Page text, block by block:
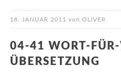
18. JANUAR 2011 von OLIVER
04-41 WORT-
ÜBERSETZUNG